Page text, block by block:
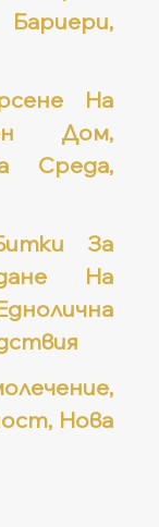
На
Дом,
Среда,
За
На
Нова